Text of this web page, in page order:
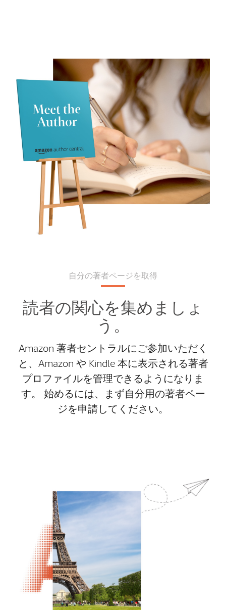
自分の著者ページを取得
読者の関心を集めましょ
う。
Amazon 著者セントラルにご参加いただく
と、Amazon や Kindle 本に表示される著者
プロファイルを管理できるようになりま
す。 始めるには、まず自分用の著者ペー
ジを申請してください。